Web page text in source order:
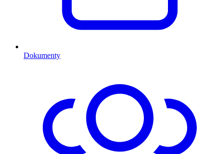
Dokumenty